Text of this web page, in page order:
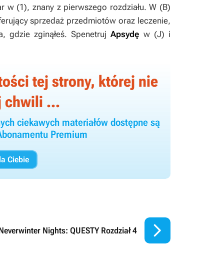
w (1), znany z pierwszego rozdziału. W (B)
sprzedaż przedmiotów oraz leczenie,
gdzie zginąłeś. SpenetrujApsydę w (J) i
tej strony, której nie
chwili ...
ciekawych materiałów dostępne są
Premium
Ciebie
Nights: QUESTY Rozdział 4 